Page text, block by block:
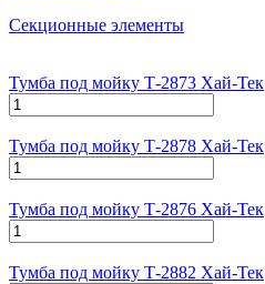
Секционные элементы
Тумба под мойку Т-2873 Хай-Тек
Тумба под мойку Т-2878 Хай-Тек
Тумба под мойку Т-2876 Хай-Тек
Тумба под мойку Т-2882 Хай-Тек